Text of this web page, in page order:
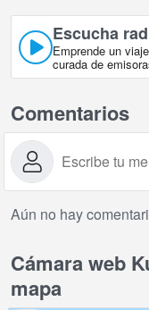
Escucha
Emprende un
curada de
Comentarios
Aún no hay
Cámara web
mapa